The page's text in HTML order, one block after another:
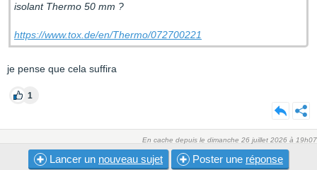
isolant Thermo 50 mm ?
https://www.tox.de/en/Thermo/072700221
je pense que cela suffira
1
En cache depuis le dimanche 26 juillet 2026 à 19h07
Lancer un nouveau sujet Poster une réponse